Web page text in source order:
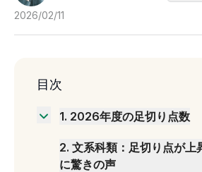
2026/02/11
目次
1. 2026年度の足切り点数
理科
2. 文系科類：足切り点が上
に驚きの声